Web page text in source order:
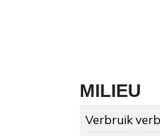
MILIEU
Verbruik